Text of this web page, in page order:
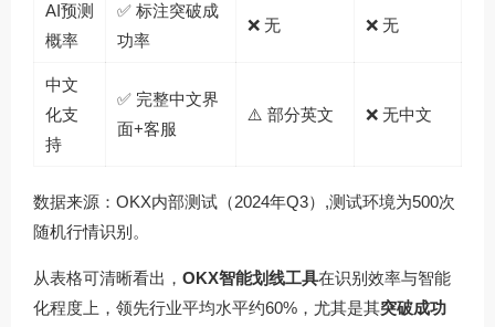
AI预测
概率
✅ 标注突破成
功率
❌ 无 ❌ 无
中文
化支
持
✅ 完整中文界
面+客服
⚠️ 部分英文 ❌ 无中文
数据来源：OKX内部测试（2024年Q3）,测试环境为500次
随机行情识别。
从表格可清晰看出， OKX智能划线工具在识别效率与智能
化程度上，领先行业平均水平约60%，尤其是其突破成功